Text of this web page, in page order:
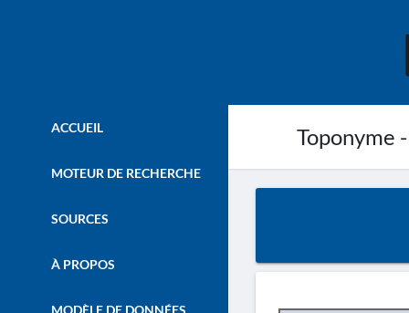
Toponyme
ACCUEIL
MOTEUR DE RECHERCHE
SOURCES
À PROPOS
MODÈLE DE DONNÉES